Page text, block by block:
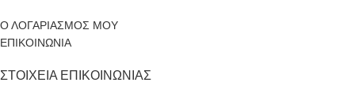
Ο ΛΟΓΑΡΙΑΣΜΟΣ ΜΟΥ
ΕΠΙΚΟΙΝΩΝΙΑ
ΣΤΟΙΧΕΙΑ ΕΠΙΚΟΙΝΩΝΙΑΣ